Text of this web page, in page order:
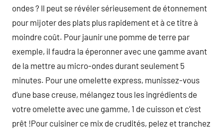
ondes ? Il peut se révéler sérieusement de étonnement
pour mijoter des plats plus rapidement et à ce titre à
moindre coût. Pour jaunir une pomme de terre par
exemple, il faudra la éperonner avec une gamme avant
de la mettre au micro-ondes durant seulement 5
minutes. Pour une omelette express, munissez-vous
d’une base creuse, mélangez tous les ingrédients de
votre omelette avec une gamme, 1 de cuisson et c’est
prêt !Pour cuisiner ce mix de crudités, pelez et tranchez